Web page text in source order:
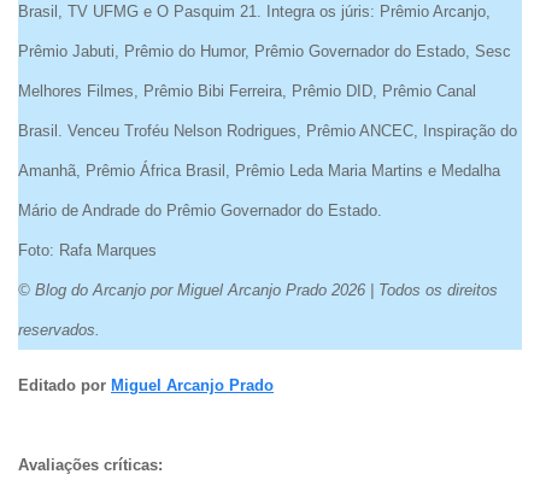
Brasil, TV UFMG e O Pasquim 21. Integra os júris: Prêmio Arcanjo,
Prêmio Jabuti, Prêmio do Humor, Prêmio Governador do Estado, Sesc
Melhores Filmes, Prêmio Bibi Ferreira, Prêmio DID, Prêmio Canal
Brasil. Venceu Troféu Nelson Rodrigues, Prêmio ANCEC, Inspiração do
Amanhã, Prêmio África Brasil, Prêmio Leda Maria Martins e Medalha
Mário de Andrade do Prêmio Governador do Estado.
Foto: Rafa Marques
© Blog do Arcanjo por Miguel Arcanjo Prado 2026 | Todos os direitos
reservados.
Editado por Miguel Arcanjo Prado
Avaliações críticas: